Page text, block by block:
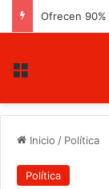
Inicio / Política
Política